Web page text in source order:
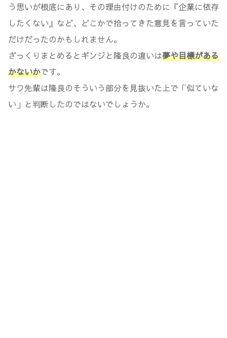
う思いが根底にあり、その理由付けのために『企業に依存
したくない』など、どこかで拾ってきた意見を言っていた
だけだったのかもしれません。
ざっくりまとめるとギンジと隆良の違いは夢や目標がある
かないかです。
サワ先輩は隆良のそういう部分を見抜いた上で「似ていな
い」と判断したのではないでしょうか。